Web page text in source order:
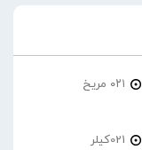
۰۲۱ مریخ
021کیلر